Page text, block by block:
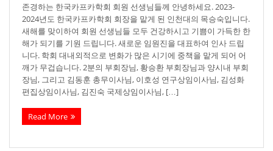
존경하는 한국카프카학회 회원 선생님들께 안녕하세요. 2023-
2024년도 한국카프카학회 회장을 맡게 된 인천대의 목승숙입니다.
새해를 맞이하여 회원 선생님들 모두 건강하시고 기쁨이 가득한 한
해가 되기를 기원 드립니다. 새로운 임원진을 대표하여 인사 드립
니다. 학회 대내외적으로 변화가 많은 시기에 중책을 맡게 되어 어
깨가 무겁습니다. 2분의 부회장님, 황승환 부회장님과 양시내 부회
장님, 그리고 김동훈 총무이사님, 이호성 연구상임이사님, 김성화
편집상임이사님, 김진숙 국제상임이사님, […]
Read More